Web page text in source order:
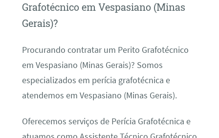
Grafotécnico em Vespasiano (Minas
Gerais)?
Procurando contratar um Perito Grafotécnico
em Vespasiano (Minas Gerais)? Somos
especializados em perícia grafotécnica e
atendemos em Vespasiano (Minas Gerais).
Oferecemos serviços de Perícia Grafotécnica e